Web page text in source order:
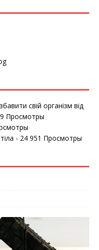
свій організм від
Просмотры
- 24 951 Просмотры